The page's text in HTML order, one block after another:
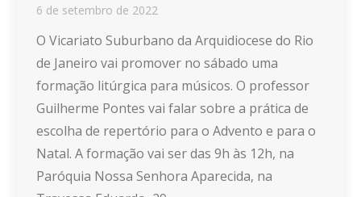
6 de setembro de 2022
O Vicariato Suburbano da Arquidiocese do Rio
de Janeiro vai promover no sábado uma
formação litúrgica para músicos. O professor
Guilherme Pontes vai falar sobre a prática de
escolha de repertório para o Advento e para o
Natal. A formação vai ser das 9h às 12h, na
Paróquia Nossa Senhora Aparecida, na